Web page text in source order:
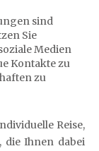
sind
Sie
Medien
Kontakte zu
zu
Reise,
die Ihnen dabei